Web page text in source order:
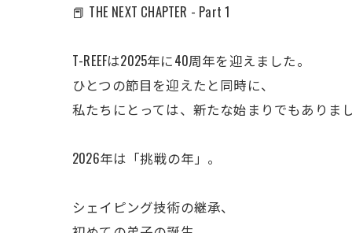
📕 THE NEXT CHAPTER - Part 1
T-REEFは2025年に40周年を迎えました。
ひとつの節目を迎えたと同時に、
私たちにとっては、新たな始まりでもありま
2026年は「挑戦の年」。
シェイピング技術の継承、